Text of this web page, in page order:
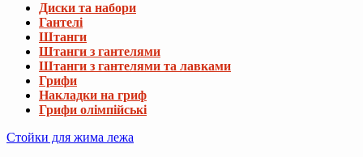
Диски та набори
Гантелі
Штанги
Штанги з гантелями
Штанги з гантелями та лавками
Грифи
Накладки на гриф
Грифи олімпійські
Стойки для жима лежа